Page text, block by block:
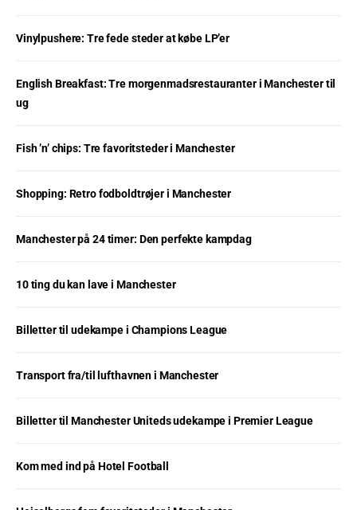
Vinylpushere: Tre fede steder at købe LP’er
English Breakfast: Tre morgenmadsrestauranter i Manchester til
ug
Fish ’n’ chips: Tre favoritsteder i Manchester
Shopping: Retro fodboldtrøjer i Manchester
Manchester på 24 timer: Den perfekte kampdag
10 ting du kan lave i Manchester
Billetter til udekampe i Champions League
Transport fra/til lufthavnen i Manchester
Billetter til Manchester Uniteds udekampe i Premier League
Kom med ind på Hotel Football